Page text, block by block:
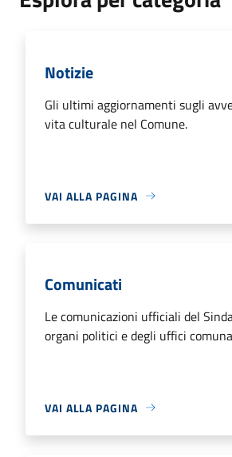
Notizie
Gli ultimi aggiornamenti sugli
vita culturale nel Comune.
VAI ALLA PAGINA
Comunicati
Le comunicazioni ufficiali del
organi politici e degli uffici
VAI ALLA PAGINA